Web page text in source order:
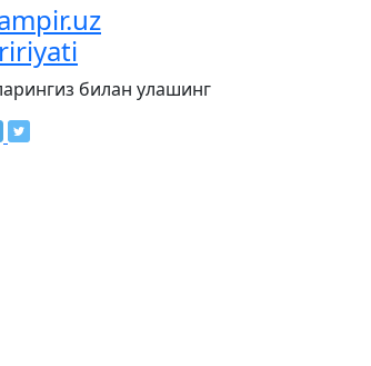
билан улашинг